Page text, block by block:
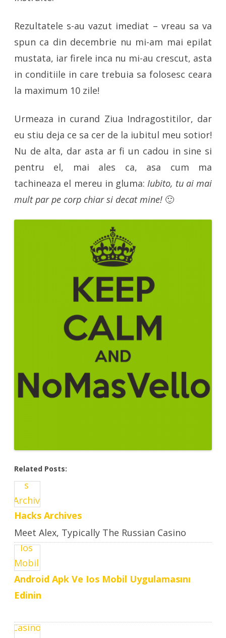
Rezultatele s-au vazut imediat – vreau sa va
spun ca din decembrie nu mi-am mai epilat
mustata, iar firele inca nu mi-au crescut, asta
in conditiile in care trebuia sa folosesc ceara
la maximum 10 zile!
Urmeaza in curand Ziua Indragostitilor, dar
eu stiu deja ce sa cer de la iubitul meu sotior!
Nu de alta, dar asta ar fi un cadou in sine si
pentru el, mai ales ca, asa cum ma
tachineaza el mereu in gluma:Iubito, tu ai mai
mult par pe corp chiar si decat mine! 🙂
Related Posts:
Hacks Archives
Meet Alex, Typically The Russian Casino
Hacker Who Makes Large ..
Android Apk Ve Ios Mobil Uygulamasını
Edinin